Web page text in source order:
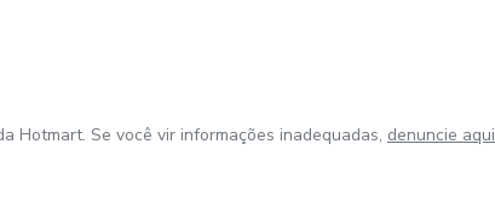
Hotmart. Se você vir informações inadequadas, denuncie aqui